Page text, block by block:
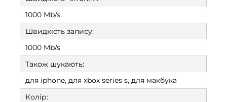
1000 Mb/s
Швидкість запису:
1000 Mb/s
Також шукають:
для iphone, для xbox series s, для макбука
Колір: